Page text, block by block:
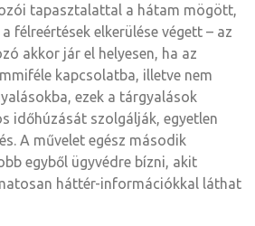
tapasztalattal a hátam mögött,
félreértések elkerülése végett – az
akkor jár el helyesen, ha az
kapcsolatba, illetve nem
ezek a tárgyalások
időhúzását szolgálják, egyetlen
A művelet egész második
egyből ügyvédre bízni, akit
háttér-információkkal láthat